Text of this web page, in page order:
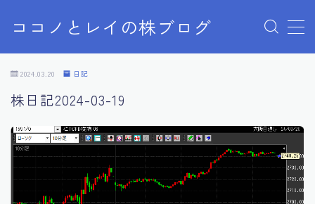
ココノとレイの株ブログ
MENU
お問い合わせ
サンプルページ
デモプリセット記事 Part07
プライバシーポリシー
プライバシーポリシー
利用規約／特定商取引法に基づく表記
有料記事の決済完了ページ
2024.03.20 日記
株日記2024-03-19